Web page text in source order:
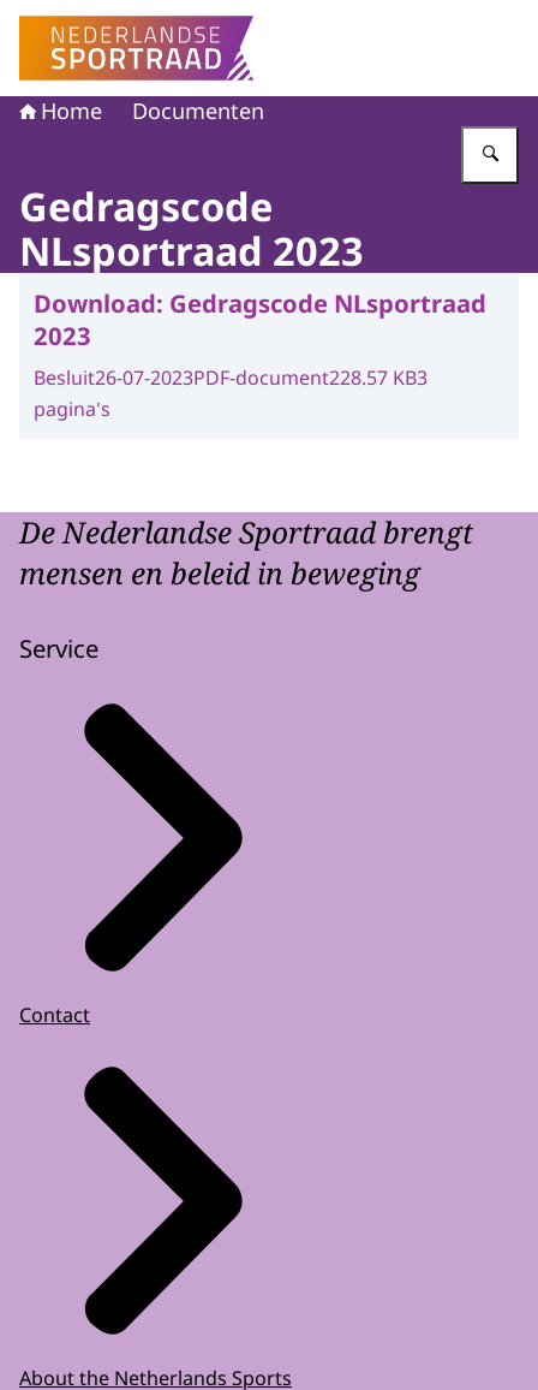
Naar de homepage van Nederlandse Sportraad
Home Documenten
Gedragscode
NLsportraad 2023
Download: Gedragscode NLsportraad
2023
Besluit26-07-2023PDF-document228.57 KB3
pagina's
De Nederlandse Sportraad brengt
mensen en beleid in beweging
Service
Contact
About the Netherlands Sports